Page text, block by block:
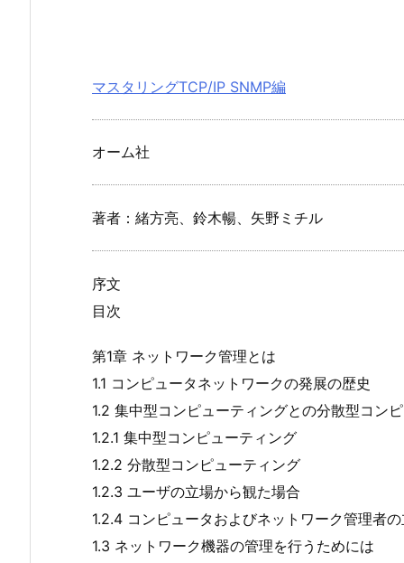
マスタリングTCP/IP SNMP編
オーム社
著者：緒方亮、鈴木暢、矢野ミチル
序文
目次
第1章 ネットワーク管理とは
1.1 コンピュータネットワークの発展の歴史
1.2 集中型コンピューティングとの分散型コン
1.2.1 集中型コンピューティング
1.2.2 分散型コンピューティング
1.2.3 ユーザの立場から観た場合
1.2.4 コンピュータおよびネットワーク管理者
1.3 ネットワーク機器の管理を行うためには